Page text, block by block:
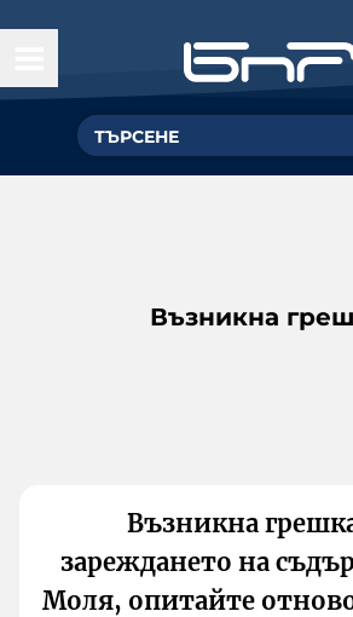
Възникна
Възникна
зареждането на
Моля, опитайте